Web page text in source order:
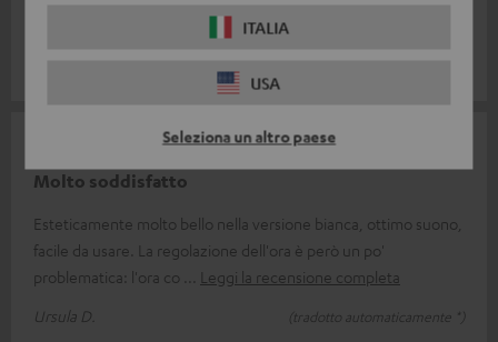
ITALIA
USA
Seleziona un altro paese
Bellissimo lettore CD con radio, dotato di tutte le comodità
Molto soddisfatto
Esteticamente molto bello nella versione bianca, ottimo suono,
facile da usare. La regolazione dell'ora è però un po'
problematica: l'ora co
Leggi la recensione completa
Ursula D.
(tradotto automaticamente *)